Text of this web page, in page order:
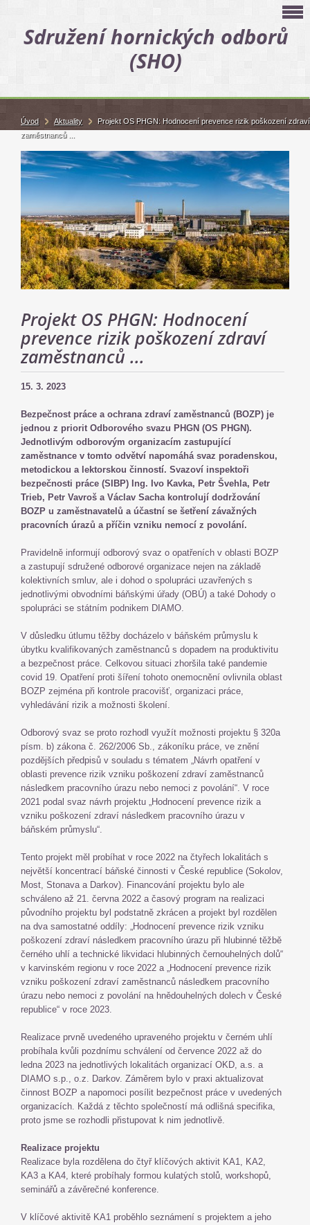
Sdružení hornických odborů
(SHO)
Projekt OS PHGN: Hodnocení
prevence rizik poškození zdraví
zaměstnanců ...
15. 3. 2023
Bezpečnost práce a ochrana zdraví zaměstnanců (BOZP) je
jednou z priorit Odborového svazu PHGN (OS PHGN).
Jednotlivým odborovým organizacím zastupující
zaměstnance v tomto odvětví napomáhá svaz poradenskou,
metodickou a lektorskou činností. Svazoví inspektoři
bezpečnosti práce (SIBP) Ing. Ivo Kavka, Petr Švehla, Petr
Trieb, Petr Vavroš a Václav Sacha kontrolují dodržování
BOZP u zaměstnavatelů a účastní se šetření závažných
pracovních úrazů a příčin vzniku nemocí z povolání.
Pravidelně informují odborový svaz o opatřeních v oblasti BOZP
a zastupují sdružené odborové organizace nejen na základě
kolektivních smluv, ale i dohod o spolupráci uzavřených s
jednotlivými obvodními báňskými úřady (OBÚ) a také Dohody o
spolupráci se státním podnikem DIAMO.
V důsledku útlumu těžby docházelo v báňském průmyslu k
úbytku kvalifikovaných zaměstnanců s dopadem na produktivitu
a bezpečnost práce. Celkovou situaci zhoršila také pandemie
covid 19. Opatření proti šíření tohoto onemocnění ovlivnila oblast
BOZP zejména při kontrole pracovišť, organizaci práce,
vyhledávání rizik a možnosti školení.
Odborový svaz se proto rozhodl využít možnosti projektu § 320a
písm. b) zákona č. 262/2006 Sb., zákoníku práce, ve znění
pozdějších předpisů v souladu s tématem „Návrh opatření v
oblasti prevence rizik vzniku poškození zdraví zaměstnanců
následkem pracovního úrazu nebo nemoci z povolání“. V roce
2021 podal svaz návrh projektu „Hodnocení prevence rizik a
vzniku poškození zdraví následkem pracovního úrazu v
báňském průmyslu“.
Tento projekt měl probíhat v roce 2022 na čtyřech lokalitách s
největší koncentrací báňské činnosti v České republice (Sokolov,
Most, Stonava a Darkov). Financování projektu bylo ale
schváleno až 21. června 2022 a časový program na realizaci
původního projektu byl podstatně zkrácen a projekt byl rozdělen
na dva samostatné oddíly: „Hodnocení prevence rizik vzniku
poškození zdraví následkem pracovního úrazu při hlubinné těžbě
černého uhlí a technické likvidaci hlubinných černouhelných dolů“
v karvinském regionu v roce 2022 a „Hodnocení prevence rizik
vzniku poškození zdraví zaměstnanců následkem pracovního
úrazu nebo nemoci z povolání na hnědouhelných dolech v České
republice“ v roce 2023.
Realizace prvně uvedeného upraveného projektu v černém uhlí
probíhala kvůli pozdnímu schválení od července 2022 až do
ledna 2023 na jednotlivých lokalitách organizací OKD, a.s. a
DIAMO s.p., o.z. Darkov. Záměrem bylo v praxi aktualizovat
činnost BOZP a napomoci posílit bezpečnost práce v uvedených
organizacích. Každá z těchto společností má odlišná specifika,
proto jsme se rozhodli přistupovat k nim jednotlivě.
Realizace projektu
Realizace byla rozdělena do čtyř klíčových aktivit KA1, KA2,
KA3 a KA4, které probíhaly formou kulatých stolů, workshopů,
seminářů a závěrečné konference.
V klíčové aktivitě KA1 proběhlo seznámení s projektem a jeho
Úvod Aktuality
Projekt OS PHGN: Hodnocení prevence rizik poškození zdraví
zaměstnanců ...